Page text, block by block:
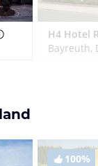
Bayreuth,
100%